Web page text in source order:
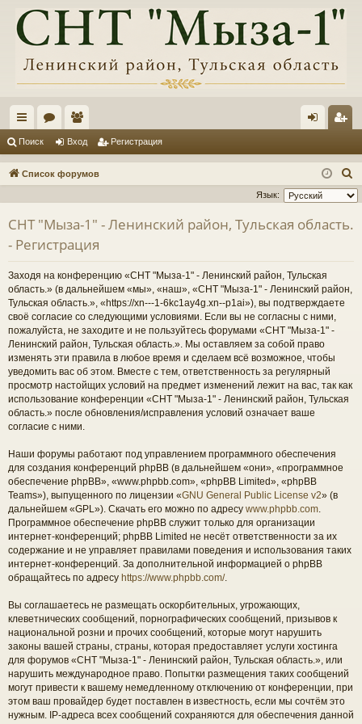
с
ы ум
ол
ьз
и
д ис
тр
Поиск Вход Регистрация
Список форумов
о
Язык:
СНТ "Мыза-1" - Ленинский район, Тульская область.
- Регистрация
Заходя на конференцию «СНТ "Мыза-1" - Ленинский район, Тульская
область.» (в дальнейшем «мы», «наш», «СНТ "Мыза-1" - Ленинский район,
Тульская область.», «https://xn---1-6kc1ay4g.xn--p1ai»), вы подтверждаете
своё согласие со следующими условиями. Если вы не согласны с ними,
пожалуйста, не заходите и не пользуйтесь форумами «СНТ "Мыза-1" -
Ленинский район, Тульская область.». Мы оставляем за собой право
изменять эти правила в любое время и сделаем всё возможное, чтобы
уведомить вас об этом. Вместе с тем, ответственность за регулярный
просмотр настойщих условий на предмет изменений лежит на вас, так как
использование конференции «СНТ "Мыза-1" - Ленинский район, Тульская
область.» после обновления/исправления условий означает ваше
согласие с ними.
Наши форумы работают под управлением программного обеспечения
для создания конференций phpBB (в дальнейшем «они», «программное
обеспечение phpBB», «www.phpbb.com», «phpBB Limited», «phpBB
Teams»), выпущенного по лицензии «GNU General Public License v2» (в
дальнейшем «GPL»). Скачать его можно по адресу www.phpbb.com
Программное обеспечение phpBB служит только для организации
интернет-конференций; phpBB Limited не несёт ответственности за их
содержание и не управляет правилами поведения и использования таких
интернет-конференций. За дополнительной информацией о phpBB
обращайтесь по адресу https://www.phpbb.com/.
Вы соглашаетесь не размещать оскорбительных, угрожающих,
клеветнических сообщений, порнографических сообщений, призывов к
национальной розни и прочих сообщений, которые могут нарушить
законы вашей страны, страны, которая предоставляет услуги хостинга
для форумов «СНТ "Мыза-1" - Ленинский район, Тульская область.», или
нарушить международное право. Попытки размещения таких сообщений
могут привести к вашему немедленному отключению от конференции, при
этом ваш провайдер будет поставлен в известность, если мы сочтём это
нужным. IP-адреса всех сообщений сохраняются для обеспечения данной